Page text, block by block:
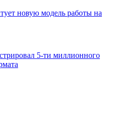
новую модель работы на
5-ти миллионного